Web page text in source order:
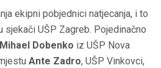
ekipni pobjednici natjecanja, i to
sjekači UŠP Zagreb. Pojedinačno
Mihael Dobenko iz UŠP Nova
Ante Zadro, UŠP Vinkovci,